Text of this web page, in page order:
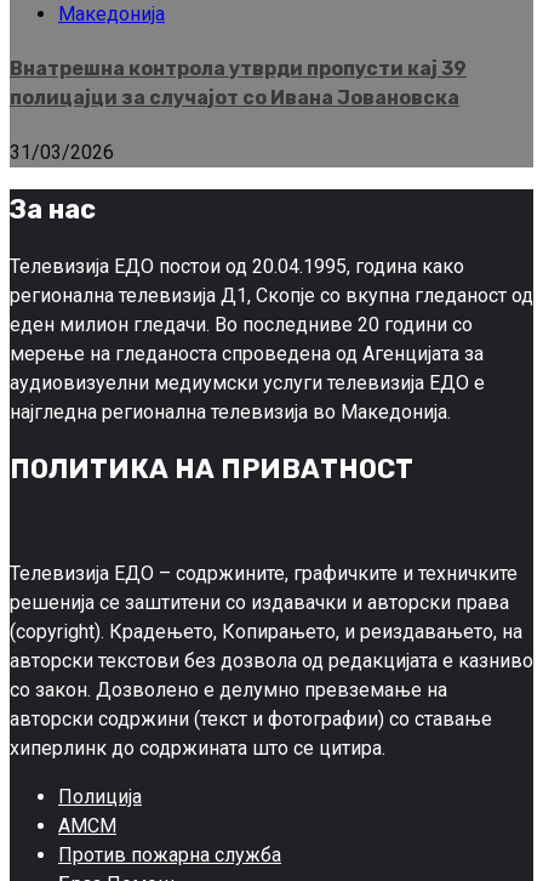
Македонија
Внатрешна контрола утврди пропусти кај 39
полицајци за случајот со Ивана Јовановска
31/03/2026
За нас
Телевизија ЕДО постои од 20.04.1995, година како
регионална телевизија Д1, Скопје со вкупна гледаност од
еден милион гледачи. Во последниве 20 години со
мерење на гледаноста спроведена од Агенцијата за
аудиовизуелни медиумски услуги телевизија ЕДО е
најгледна регионална телевизија во Македонија.
ПОЛИТИКА НА ПРИВАТНОСТ
Телевизија ЕДО – содржините, графичките и техничките
решенија се заштитени со издавачки и авторски права
(copyright). Крадењето, Копирањето, и реиздавањето, на
авторски текстови без дозвола од редакцијата е казниво
со закон. Дозволено е делумно превземање на
авторски содржини (текст и фотографии) со ставање
хиперлинк до содржината што се цитира.
Полиција
АМСМ
Против пожарна служба